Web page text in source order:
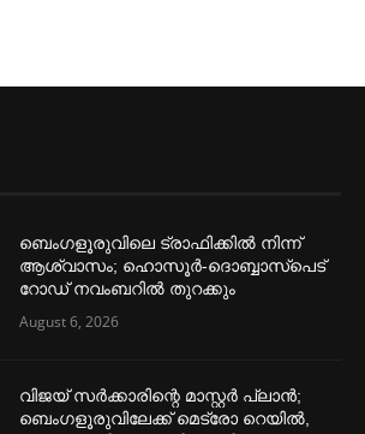
ബെംഗളൂരുവിലെ ട്രാഫിക്കില്‍ നിന്ന്
ആശ്വാസം; ഹൊസൂര്‍-ദൊബ്ബാസ്പെട്
റോഡ് നവംബറില്‍ തുറക്കും
August 6, 2026
വിജയ് സര്‍ക്കാരിന്റെ മാസ്റ്റര്‍ പ്ലാന്‍;
ബെംഗളൂരുവിലേക്ക് മെട്രോ റെയില്‍,